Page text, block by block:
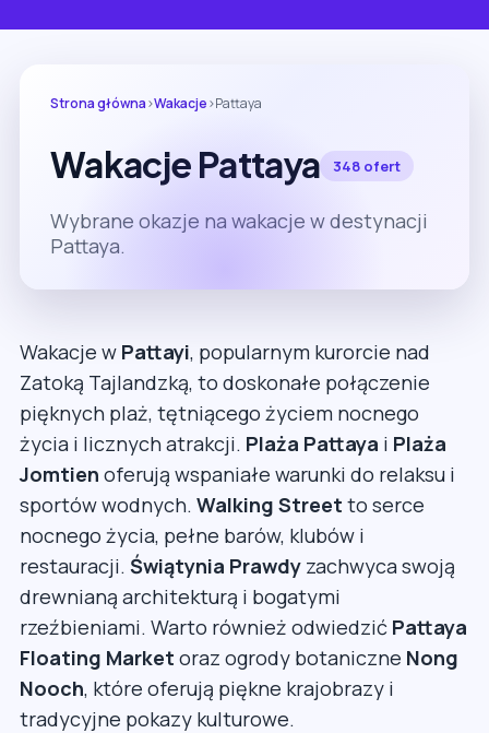
Strona główna›Wakacje›Pattaya
Wakacje Pattaya 348 ofert
Wybrane okazje na wakacje w destynacji
Pattaya.
Wakacje w Pattayi, popularnym kurorcie nad
Zatoką Tajlandzką, to doskonałe połączenie
pięknych plaż, tętniącego życiem nocnego
życia i licznych atrakcji. Plaża Pattaya i Plaża
Jomtien oferują wspaniałe warunki do relaksu i
sportów wodnych. Walking Street to serce
nocnego życia, pełne barów, klubów i
restauracji. Świątynia Prawdy zachwyca swoją
drewnianą architekturą i bogatymi
rzeźbieniami. Warto również odwiedzić Pattaya
Floating Market oraz ogrody botaniczne Nong
Nooch, które oferują piękne krajobrazy i
tradycyjne pokazy kulturowe.